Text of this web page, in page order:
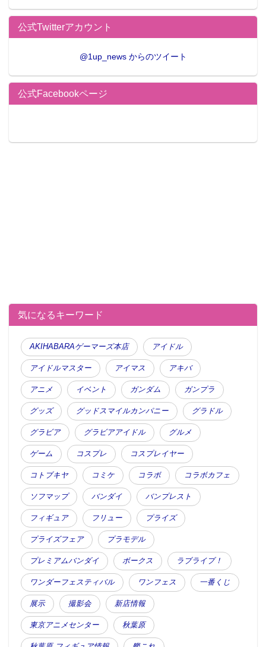
公式Twitterアカウント
@1up_news からのツイート
公式Facebookページ
気になるキーワード
AKIHABARAゲーマーズ本店 アイドル
アイドルマスター アイマス アキバ
アニメ イベント ガンダム ガンプラ
グッズ グッドスマイルカンパニー グラドル
グラビア グラビアアイドル グルメ
ゲーム コスプレ コスプレイヤー
コトブキヤ コミケ コラボ コラボカフェ
ソフマップ バンダイ バンプレスト
フィギュア フリュー プライズ
プライズフェア プラモデル
プレミアムバンダイ ボークス ラブライブ！
ワンダーフェスティバル ワンフェス 一番くじ
展示 撮影会 新店情報
東京アニメセンター 秋葉原